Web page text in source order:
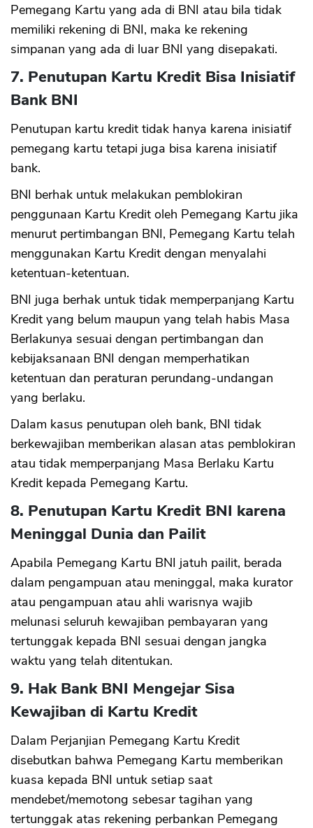
Pemegang Kartu yang ada di BNI atau bila tidak
memiliki rekening di BNI, maka ke rekening
simpanan yang ada di luar BNI yang disepakati.
7. Penutupan Kartu Kredit Bisa Inisiatif
Bank BNI
Penutupan kartu kredit tidak hanya karena inisiatif
pemegang kartu tetapi juga bisa karena inisiatif
bank.
BNI berhak untuk melakukan pemblokiran
penggunaan Kartu Kredit oleh Pemegang Kartu jika
menurut pertimbangan BNI, Pemegang Kartu telah
menggunakan Kartu Kredit dengan menyalahi
ketentuan-ketentuan.
BNI juga berhak untuk tidak memperpanjang Kartu
Kredit yang belum maupun yang telah habis Masa
Berlakunya sesuai dengan pertimbangan dan
kebijaksanaan BNI dengan memperhatikan
ketentuan dan peraturan perundang-undangan
yang berlaku.
Dalam kasus penutupan oleh bank, BNI tidak
berkewajiban memberikan alasan atas pemblokiran
atau tidak memperpanjang Masa Berlaku Kartu
Kredit kepada Pemegang Kartu.
8. Penutupan Kartu Kredit BNI karena
Meninggal Dunia dan Pailit
Apabila Pemegang Kartu BNI jatuh pailit, berada
dalam pengampuan atau meninggal, maka kurator
atau pengampuan atau ahli warisnya wajib
melunasi seluruh kewajiban pembayaran yang
tertunggak kepada BNI sesuai dengan jangka
waktu yang telah ditentukan.
9. Hak Bank BNI Mengejar Sisa
Kewajiban di Kartu Kredit
Dalam Perjanjian Pemegang Kartu Kredit
disebutkan bahwa Pemegang Kartu memberikan
kuasa kepada BNI untuk setiap saat
mendebet/memotong sebesar tagihan yang
tertunggak atas rekening perbankan Pemegang
OK
CANCEL